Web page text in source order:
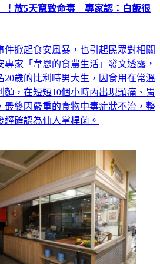
！放5天竄致命毒 專家認：白飯很
件掀起食安風暴，也引起民眾對相關
家「韋恩的食農生活」發文透露，
20歲的比利時男大生，因食用在常溫
，在短短10個小時內出現頭痛、胃
最終因嚴重的食物中毒症狀不治，整
確認為仙人掌桿菌。